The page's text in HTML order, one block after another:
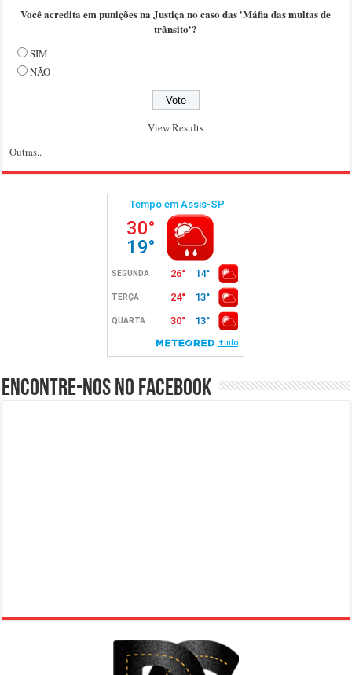
Você acredita em punições na Justiça no caso das 'Máfia das multas de
trânsito'?
SIM
NÃO
View Results
Outras..
Encontre-nos no Facebook